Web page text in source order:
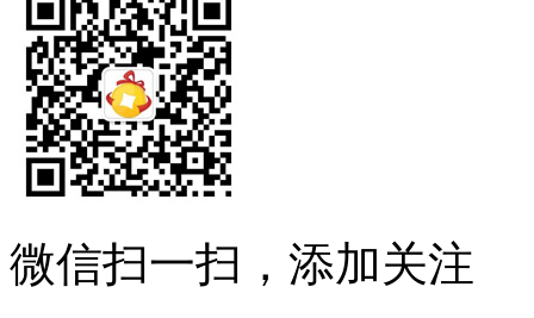
微信扫一扫，添加关注